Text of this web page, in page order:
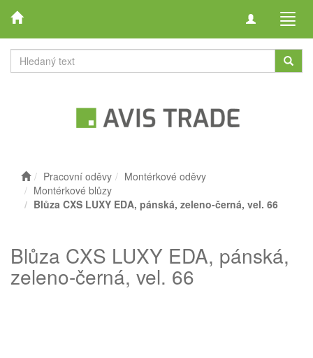
Toggle
Pracovní oděvy
Montérkové oděvy
Montérkové blůzy
Blůza CXS LUXY EDA, pánská, zeleno-černá, vel. 66
Blůza CXS LUXY EDA, pánská,
zeleno-černá, vel. 66